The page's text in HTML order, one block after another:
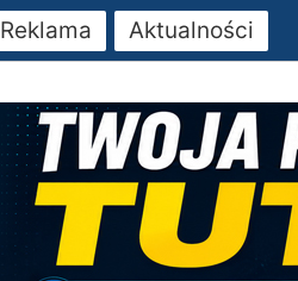
Reklama Aktualności